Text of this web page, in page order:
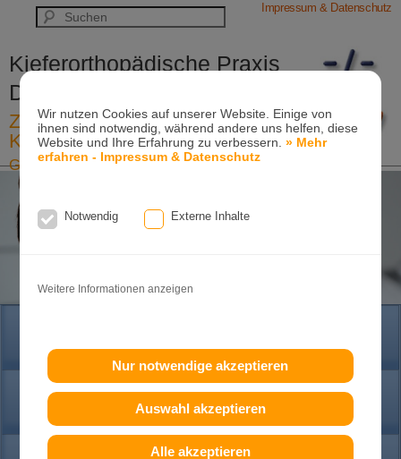
Wir nutzen Cookies auf unserer Website. Einige von
ihnen sind notwendig, während andere uns helfen, diese
Website und Ihre Erfahrung zu verbessern.» Mehr
erfahren - Impressum & Datenschutz
Notwendig Externe Inhalte
Weitere Informationen anzeigen
Nur notwendige akzeptieren
Auswahl akzeptieren
Alle akzeptieren
Impressum & Datenschutz
Kieferorthopädische Praxis
Dr. Konik & Kollegen
Zahn- und Kieferregulierungen für
Kinder und Erwachsene
Ganzheitliche-Kieferorthopädie
Erwachsenen-Kieferorthopädie
Tel. +49
PRAXIS